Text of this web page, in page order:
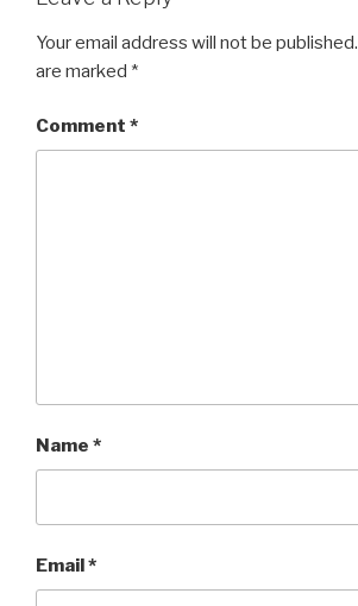
Your email address will not be published.
are marked *
Comment *
Name *
Email*